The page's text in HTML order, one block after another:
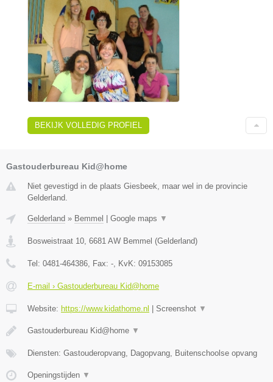
BEKIJK VOLLEDIG PROFIEL
Gastouderbureau Kid@home
Niet gevestigd in de plaats Giesbeek, maar wel in de provincie
Gelderland.
Gelderland » Bemmel | Google maps ▼
Bosweistraat 10 6681 AW Bemmel (Gelderland)
Tel: 0481-464386 , Fax: - , KvK: 09153085
E-mail › Gastouderbureau Kid@home
Website: https://www.kidathome.nl | Screenshot ▼
Gastouderbureau Kid@home ▼
Diensten: Gastouderopvang, Dagopvang, Buitenschoolse opvang
Openingstijden ▼